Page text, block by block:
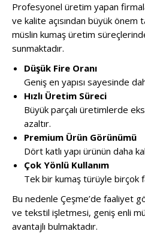
Profesyonel üretim yapan
ve kalite açısından büyük önem
müslin kumaş üretim
sunmaktadır.
Düşük Fire Oranı
Geniş en yapısı sayesinde
Hızlı Üretim Süreci
Büyük parçalı üretimlerde
azaltır.
Premium Ürün Görünümü
Dört katlı yapı ürünün daha
Çok Yönlü Kullanım
Tek bir kumaş türüyle birçok
Bu nedenle Çeşme’de faaliyet
ve tekstil işletmesi, geniş enli
avantajlı bulmaktadır.